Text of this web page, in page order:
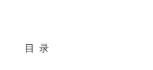
目 录